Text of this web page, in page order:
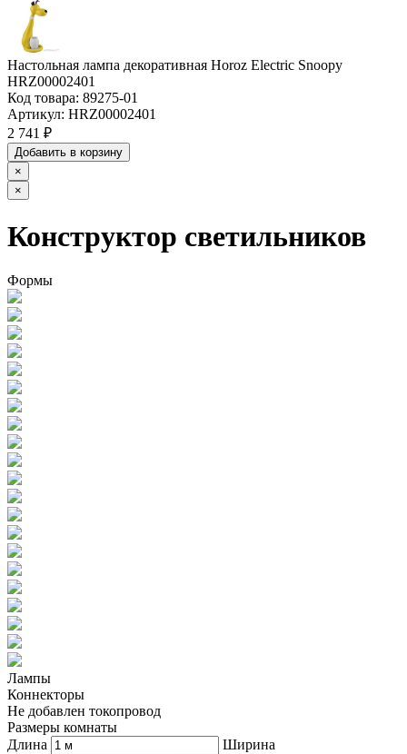
Настольная лампа декоративная Horoz Electric Snoopy
HRZ00002401
Код товара: 89275-01
Артикул: HRZ00002401
2 741 ₽
Добавить в корзину
×
×
Конструктор светильников
Формы
Лампы
Коннекторы
Не добавлен токопровод
Размеры комнаты
Длина
Ширина